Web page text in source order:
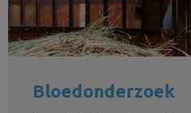
Bloedonderzoek